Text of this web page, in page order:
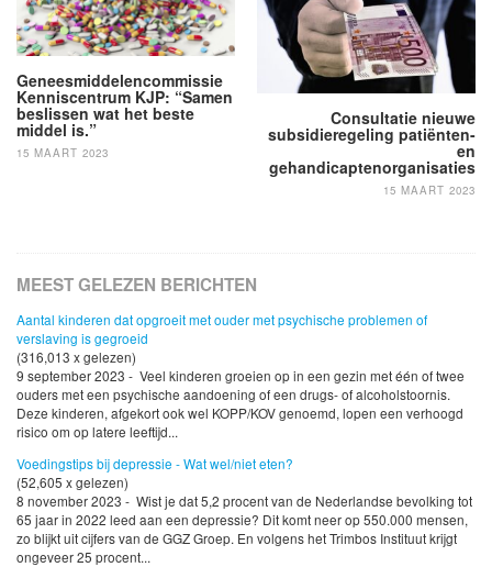
Consultatie nieuwe
subsidieregeling patiënten-
en
gehandicaptenorganisaties
15 MAART 2023
Geneesmiddelencommissie
Kenniscentrum KJP: “Samen
beslissen wat het beste
middel is.”
15 MAART 2023
MEEST GELEZEN BERICHTEN
Aantal kinderen dat opgroeit met ouder met psychische problemen of
verslaving is gegroeid
(316,013 x gelezen)
9 september 2023 - Veel kinderen groeien op in een gezin met één of twee
ouders met een psychische aandoening of een drugs- of alcoholstoornis.
Deze kinderen, afgekort ook wel KOPP/KOV genoemd, lopen een verhoogd
risico om op latere leeftijd...
Voedingstips bij depressie - Wat wel/niet eten?
(52,605 x gelezen)
8 november 2023 - Wist je dat 5,2 procent van de Nederlandse bevolking tot
65 jaar in 2022 leed aan een depressie? Dit komt neer op 550.000 mensen,
zo blijkt uit cijfers van de GGZ Groep. En volgens het Trimbos Instituut krijgt
ongeveer 25 procent...